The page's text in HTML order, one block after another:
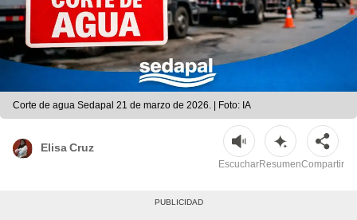
Corte de agua Sedapal 21 de marzo de 2026. | Foto: IA
Elisa Cruz
EscucharResumenCompartir